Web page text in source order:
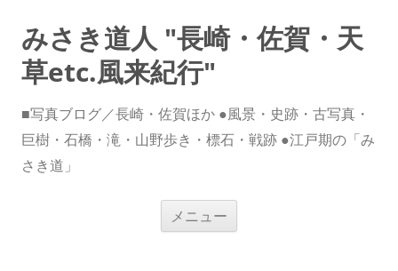
みさき道人 "長崎・佐賀・天
草etc.風来紀行"
■写真ブログ／長崎・佐賀ほか ●風景・史跡・古写真・
巨樹・石橋・滝・山野歩き・標石・戦跡 ●江戸期の「み
さき道」
メニュー